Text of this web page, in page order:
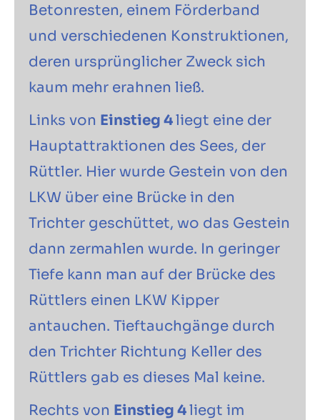
Betonresten, einem Förderband
und verschiedenen Konstruktionen,
deren ursprünglicher Zweck sich
kaum mehr erahnen ließ.
Links von Einstieg 4liegt eine der
Hauptattraktionen des Sees, der
Rüttler. Hier wurde Gestein von den
LKW über eine Brücke in den
Trichter geschüttet, wo das Gestein
dann zermahlen wurde. In geringer
Tiefe kann man auf der Brücke des
Rüttlers einen LKW Kipper
antauchen. Tieftauchgänge durch
den Trichter Richtung Keller des
Rüttlers gab es dieses Mal keine.
Rechts von Einstieg 4liegt im